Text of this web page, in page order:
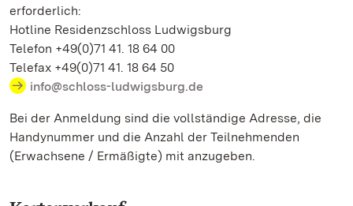
erforderlich:
Hotline Residenzschloss Ludwigsburg
Telefon +49(0)71 41. 18 64 00
Telefax +49(0)71 41. 18 64 50
info@schloss-ludwigsburg.de
Bei der Anmeldung sind die vollständige Adresse, die
Handynummer und die Anzahl der Teilnehmenden
(Erwachsene / Ermäßigte) mit anzugeben.